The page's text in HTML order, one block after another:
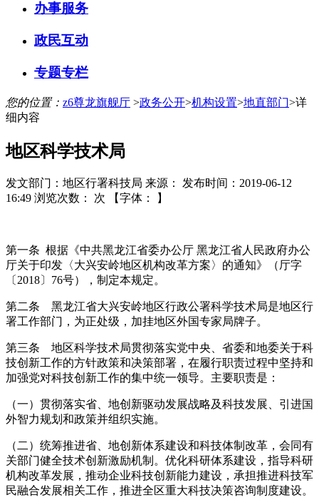
办事服务
政民互动
专题专栏
您的位置： z6尊龙旗舰厅 >政务公开>机构设置>地直部门>详
细内容
地区科学技术局
发文部门：地区行署科技局 来源： 发布时间：2019-06-12
16:49 浏览次数： 次 【字体： 】
第一条 根据《中共黑龙江省委办公厅 黑龙江省人民政府办公
厅关于印发〈大兴安岭地区机构改革方案〉的通知》（厅字
〔2018〕76号），制定本规定。
第二条 黑龙江省大兴安岭地区行政公署科学技术局是地区行
署工作部门，为正处级，加挂地区外国专家局牌子。
第三条 地区科学技术局贯彻落实党中央、省委和地委关于科
技创新工作的方针政策和决策部署，在履行职责过程中坚持和
加强党对科技创新工作的集中统一领导。主要职责是：
（一）贯彻落实省、地创新驱动发展战略及科技发展、引进国
外智力规划和政策并组织实施。
（二）统筹推进省、地创新体系建设和科技体制改革，会同有
关部门健全技术创新激励机制。优化科研体系建设，指导科研
机构改革发展，推动企业科技创新能力建设，承担推进科技军
民融合发展相关工作，推进全区重大科技决策咨询制度建设。